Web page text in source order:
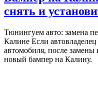
снять и
Тюнингуем авто: замена
Калине Если
автомобиля, после
новый бампер на Калину.